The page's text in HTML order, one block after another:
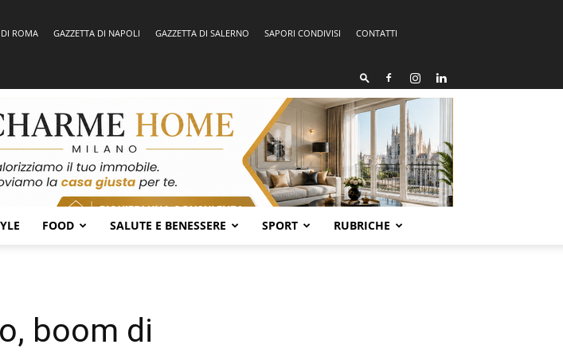
DI ROMA GAZZETTA DI NAPOLI GAZZETTA DI SALERNO SAPORI CONDIVISI
CONTATTI
FOOD SALUTE E BENESSERE SPORT RUBRICHE
boom di